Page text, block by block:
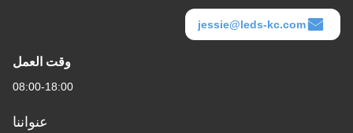
jessie@leds-kc.com
وقت العمل
08:00-18:00
عنواننا